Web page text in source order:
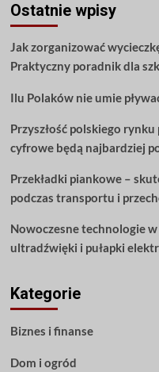
Porady,
jak
zrozumieć
telefony
Ostatnie wpisy
Jak zorganizować
Praktyczny poradnik dla
Ilu Polaków nie umie
Przyszłość polskiego
cyfrowe będą najbardziej
Przekładki piankowe –
podczas transportu i
Nowoczesne technologie
ultradźwięki i pułapki
Kategorie
Biznes i finanse
Dom i ogród